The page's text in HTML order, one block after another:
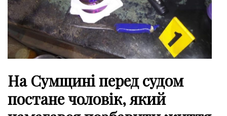
На Сумщині перед судом
постане чоловік, який